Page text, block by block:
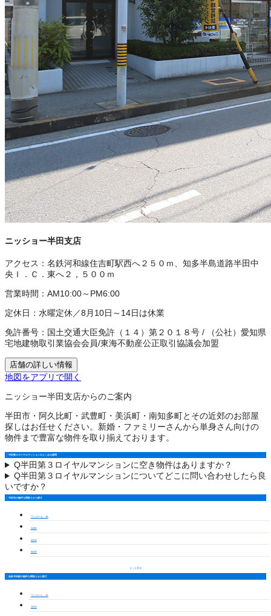
ニッショー半田支店
アクセス： 名鉄河和線住吉町駅西へ２５０ｍ、知多半島道路半田中
央Ｉ．Ｃ．東へ２，５００ｍ
営業時間： AM10:00～PM6:00
定休日： 水曜定休／8月10日～14日は休業
免許番号： 国土交通大臣免許（１４）第２０１８号 /
（公社）愛知県
宅地建物取引業協会会員/東海不動産公正取引協議会加盟
店舗の詳しい情報
地図をアプリで開く
ニッショー半田支店からのご案内
半田市・阿久比町・武豊町・美浜町・南知多町とその近郊のお部屋
探しはお任せください。新婚・ファミリーさんから単身さん向けの
物件まで豊富な物件を取り揃えております。
半田第３ロイヤルマンションのよくある質問
Q半田第３ロイヤルマンションに空き物件はありますか？
Q半田第３ロイヤルマンションについてどこに問い合わせしたら良
いですか？
半田市の物件を間取りから探す
ワンルーム・1K
1LDK
2LDK
3LDK
もっと見る
知多半田駅の物件を間取りから探す
ワンルーム・1K
1LDK